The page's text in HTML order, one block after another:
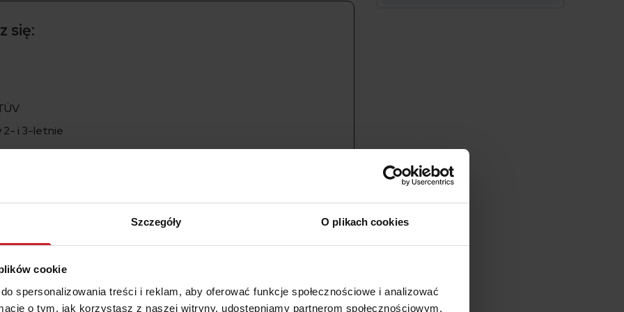
Szczegóły O plikach cookies
cookie
spersonalizowania treści i reklam, aby oferować funkcje społecznościowe i analizować
o tym, jak korzystasz z naszej witryny, udostępniamy partnerom społecznościowym,
się:
2- i 3-letnie
4- i 5-letnie
i 7-letnie
i 9-letnie
i 11-letnie
awaryjnymi modelami?! Podzielcie się w komentarzu!
niezawodnych, inne – słusznie czy niesłusznie – uważane są za
są Toyoty, które dla wielu są synonimem niezawodności (co
badających rynek motoryzacyjny). W drugiej grupie znajdują się